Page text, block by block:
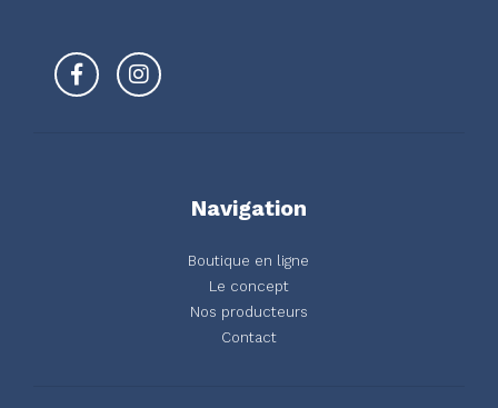
Navigation
Boutique en ligne
Le concept
Nos producteurs
Contact